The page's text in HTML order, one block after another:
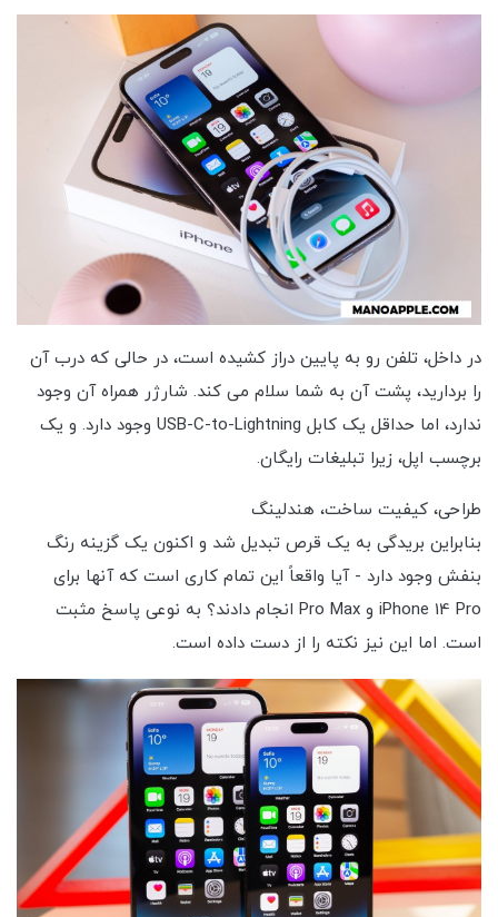
در داخل، تلفن رو به پایین دراز کشیده است، در حالی که درب آن
را بردارید، پشت آن به شما سلام می کند. شارژر همراه آن وجود
ندارد، اما حداقل یک کابل USB-C-to-Lightning وجود دارد. و یک
برچسب اپل، زیرا تبلیغات رایگان.
طراحی، کیفیت ساخت، هندلینگ
بنابراین بریدگی به یک قرص تبدیل شد و اکنون یک گزینه رنگ
بنفش وجود دارد - آیا واقعاً این تمام کاری است که آنها برای
iPhone 14 Pro و Pro Max انجام دادند؟ به نوعی پاسخ مثبت
است. اما این نیز نکته را از دست داده است.